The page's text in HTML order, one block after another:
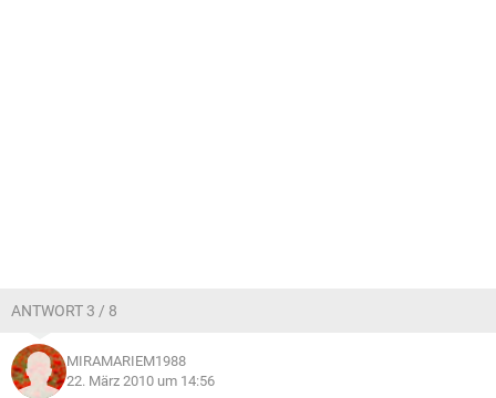
ANTWORT 3 / 8
MIRAMARIEM1988
22. März 2010 um 14:56